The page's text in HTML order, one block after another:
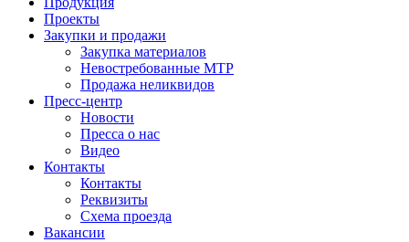
Проекты
Закупки и продажи
Закупка материалов
Невостребованные МТР
Продажа неликвидов
Пресс-центр
Новости
Пресса о нас
Видео
Контакты
Контакты
Реквизиты
Схема проезда
Вакансии